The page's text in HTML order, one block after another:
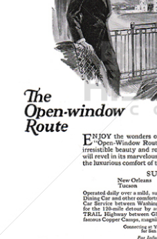
SOUTHERN PACIFIC